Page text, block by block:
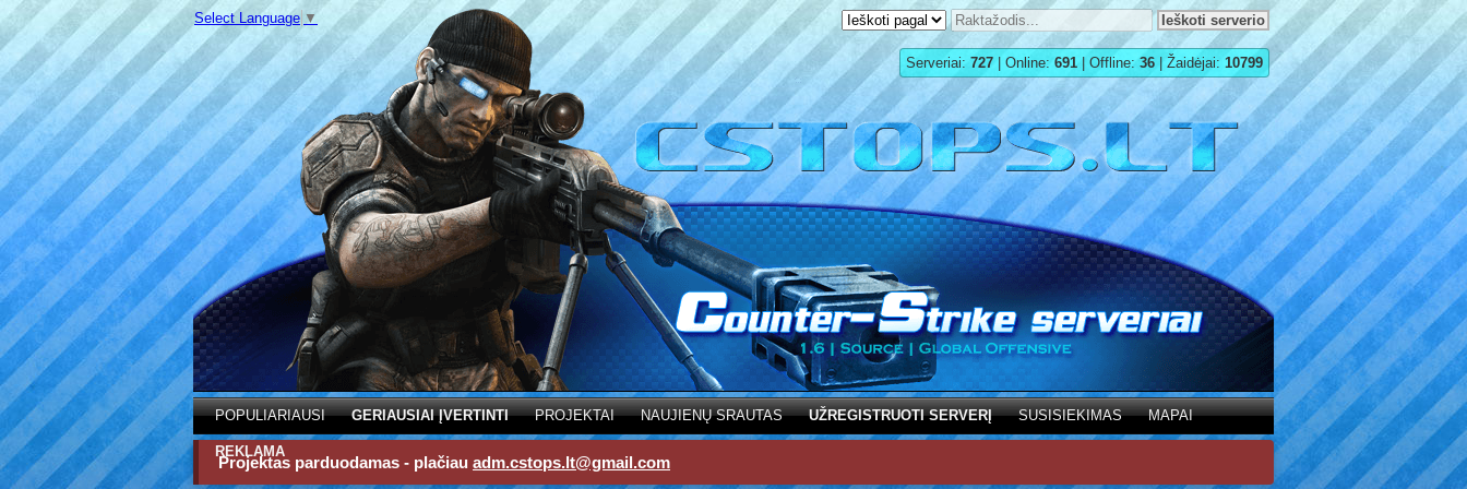
Select Language ▼
Serveriai: 727 | Online: 691 | Offline: 36 | Žaidėjai: 10799
POPULIARIAUSI GERIAUSIAI ĮVERTINTI PROJEKTAI NAUJIENŲ SRAUTAS UŽREGISTRUOTI SERVERĮ SUSISIEKIMAS MAPAI
REKLAMA
Projektas parduodamas - plačiau adm.cstops.lt@gmail.com